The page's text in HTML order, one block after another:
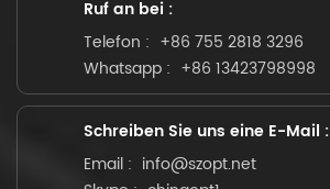
Ruf an bei :
Telefon : +86 755 2818 3296
Whatsapp : +86 13423798998
Schreiben Sie uns eine E-Mail :
Email : info@szopt.net